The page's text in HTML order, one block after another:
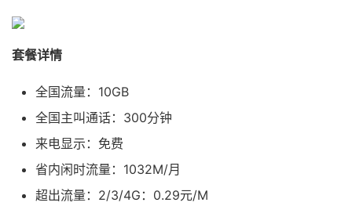
套餐详情
全国流量：10GB
全国主叫通话：300分钟
来电显示：免费
省内闲时流量：1032M/月
超出流量：2/3/4G：0.29元/M